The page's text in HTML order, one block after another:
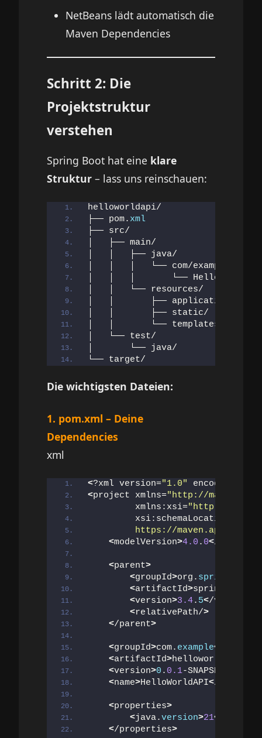
NetBeans lädt automatisch die
Maven Dependencies
Schritt 2: Die
Projektstruktur
verstehen
Spring Boot hat eine klare
Struktur – lass uns reinschauen:
helloworldapi/
├── pom. xml
├── src/
│   ├── main/
│   │   ├── java/
│   │   │   └── com/example/
│   │   │       └──
│   │   └── resources/
│   │       ├── application.
│   │       ├── static/
│   │       └── templates/
│   └── test/
│       └── java/
└── target/
Die wichtigsten Dateien:
1. pom.xml – Deine
Dependencies
xml
<?xml version="1.0" encoding=
<project xmlns="http://
         xmlns:xsi=
"http://
         xsi:schemaLocation=
https://
<modelVersion>4.0 . 0</
<parent>
<groupId>org.
<artifactId>spring-boot-
<version>3.4. 5</version
<relativePath/>
</parent>
<groupId>com. example<
<artifactId>helloworldapi
<version>0 . 0.1-SNAPSHOT
<name>HelloWorldAPI</name
<properties>
<java.version>21<
</properties>